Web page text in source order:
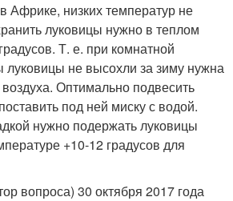
Африке, низких температур не
луковицы нужно в теплом
Т. е. при комнатной
луковицы не высохли за зиму нужна
Оптимально подвесить
под ней миску с водой.
нужно подержать луковицы
+10-12 градусов для
вопроса) 30 октября 2017 года